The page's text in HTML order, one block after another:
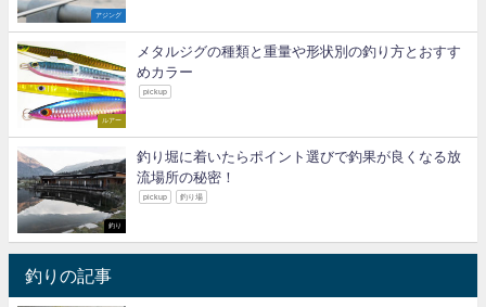
アジング
ルアー
メタルジグの種類と重量や形状別の釣り方とおすす
めカラー
pickup
釣り
釣り堀に着いたらポイント選びで釣果が良くなる放
流場所の秘密！
pickup 釣り場
釣りの記事